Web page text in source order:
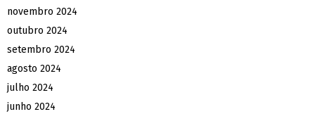
novembro 2024
outubro 2024
setembro 2024
agosto 2024
julho 2024
junho 2024